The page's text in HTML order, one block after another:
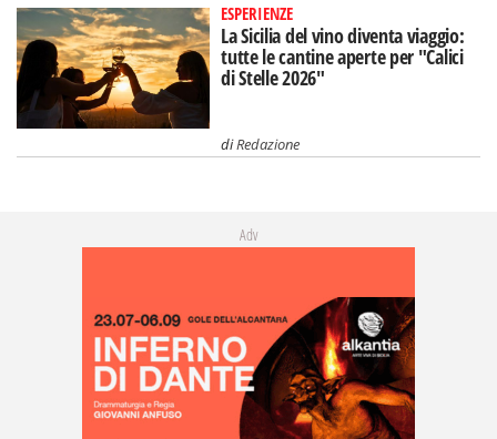
ESPERIENZE
La Sicilia del vino diventa viaggio:
tutte le cantine aperte per "Calici
di Stelle 2026"
diRedazione
Adv